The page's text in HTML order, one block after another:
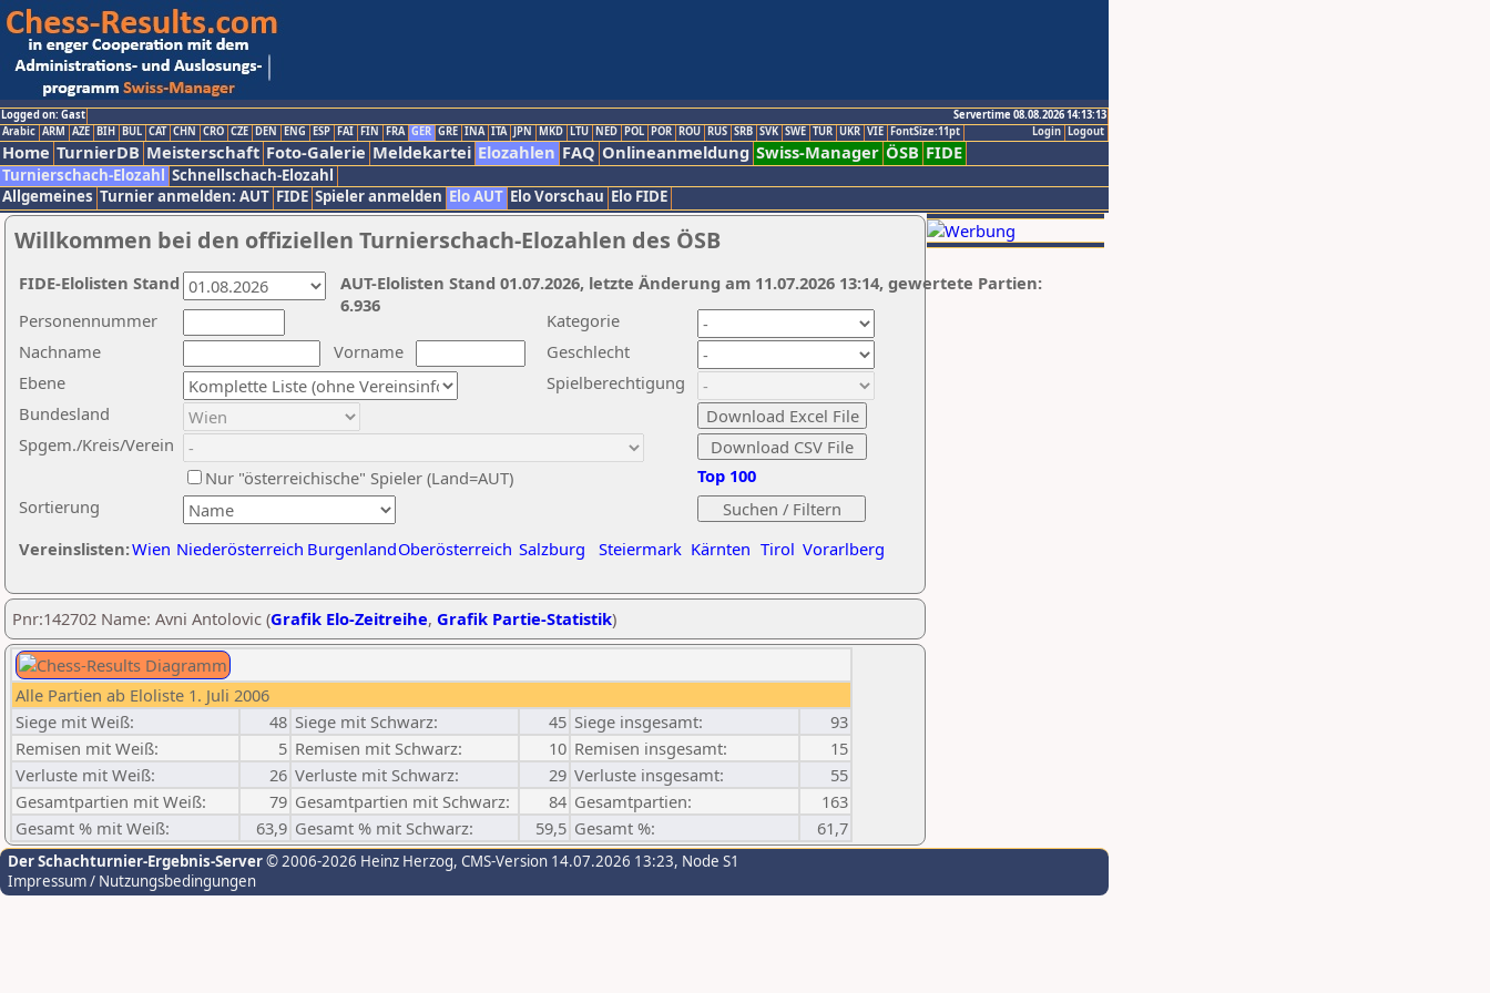
Logged on: Gast
Servertime 08.08.2026 14:13:13
Logout
Login
Arabic ARM AZE BIH BUL CAT CHN CRO CZE DEN ENG ESP FAI FIN FRA GER GRE INA ITA JPN MKD LTU NED POL POR ROU RUS SRB SVK SWE TUR UKR VIE FontSize:11pt
Home TurnierDB Meisterschaft Foto-Galerie Meldekartei Elozahlen FAQ Onlineanmeldung Swiss-Manager ÖSB FIDE
Turnierschach-Elozahl Schnellschach-Elozahl
Allgemeines Turnier anmelden: AUT FIDE Spieler anmelden Elo AUT Elo Vorschau Elo FIDE
Willkommen bei den offiziellen Turnierschach-Elozahlen des ÖSB
Nachname
Vorname
Ebene
Kategorie
Sortierung
Personennummer
Bundesland
Spgem./Kreis/Verein
Geschlecht
Nur "österreichische" Spieler (Land=AUT)
Spielberechtigung
Vereinslisten:Wien Niederösterreich BurgenlandOberösterreich Salzburg Steiermark Kärnten Tirol Vorarlberg
Top 100
AUT-Elolisten Stand 01.07.2026, letzte Änderung am 11.07.2026 13:14, gewertete Partien:
6.936
FIDE-Elolisten Stand
Pnr:142702 Name: Avni Antolovic (Grafik Elo-Zeitreihe, Grafik Partie-Statistik)
Alle Partien ab Eloliste 1. Juli 2006
Siege mit Weiß:
48 Siege mit Schwarz: 45 Siege insgesamt:
93
Remisen mit Weiß:
5 Remisen mit Schwarz: 10 Remisen insgesamt:
15
Verluste mit Weiß:
26 Verluste mit Schwarz: 29 Verluste insgesamt:
55
Gesamtpartien mit Weiß:
79 Gesamtpartien mit Schwarz: 84 Gesamtpartien:
163
Gesamt % mit Weiß:
63,9 Gesamt % mit Schwarz: 59,5 Gesamt %: 61,7
Der Schachturnier-Ergebnis-Server© 2006-2026 Heinz Herzog, CMS-Version 14.07.2026 13:23, Node S1
Impressum / Nutzungsbedingungen